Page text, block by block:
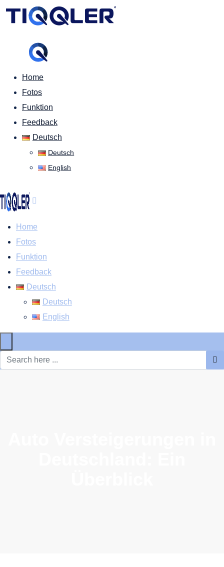
Home
Fotos
Funktion
Feedback
Deutsch
Deutsch
English
Home
Fotos
Funktion
Feedback
Deutsch
Deutsch
English